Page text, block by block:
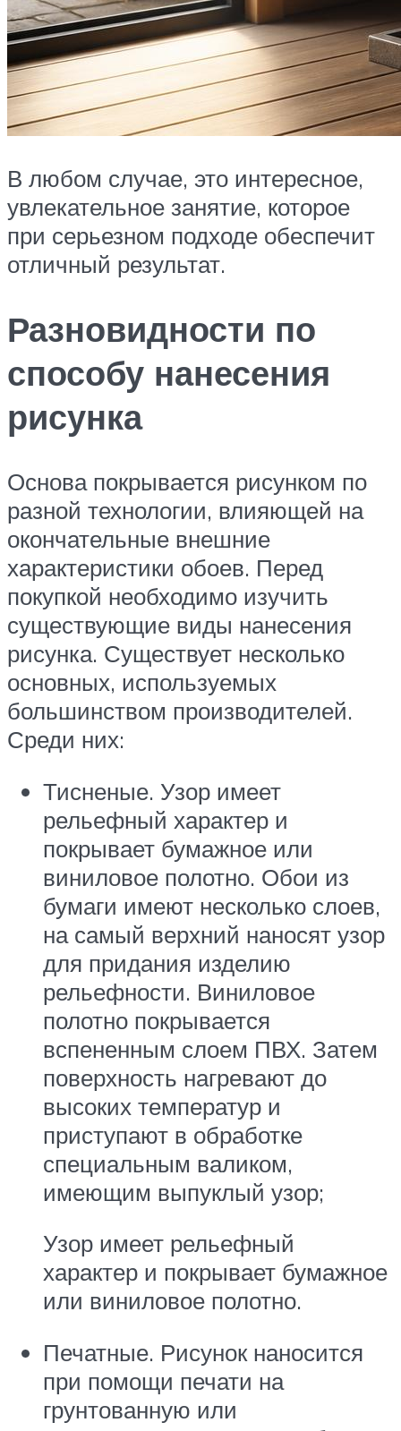
В любом случае, это интересное,
увлекательное занятие, которое
при серьезном подходе обеспечит
отличный результат.
Разновидности по
способу нанесения
рисунка
Основа покрывается рисунком по
разной технологии, влияющей на
окончательные внешние
характеристики обоев. Перед
покупкой необходимо изучить
существующие виды нанесения
рисунка. Существует несколько
основных, используемых
большинством производителей.
Среди них:
Тисненые. Узор имеет
рельефный характер и
покрывает бумажное или
виниловое полотно. Обои из
бумаги имеют несколько слоев,
на самый верхний наносят узор
для придания изделию
рельефности. Виниловое
полотно покрывается
вспененным слоем ПВХ. Затем
поверхность нагревают до
высоких температур и
приступают в обработке
специальным валиком,
имеющим выпуклый узор;
Узор имеет рельефный
характер и покрывает бумажное
или виниловое полотно.
Печатные. Рисунок наносится
при помощи печати на
грунтованную или